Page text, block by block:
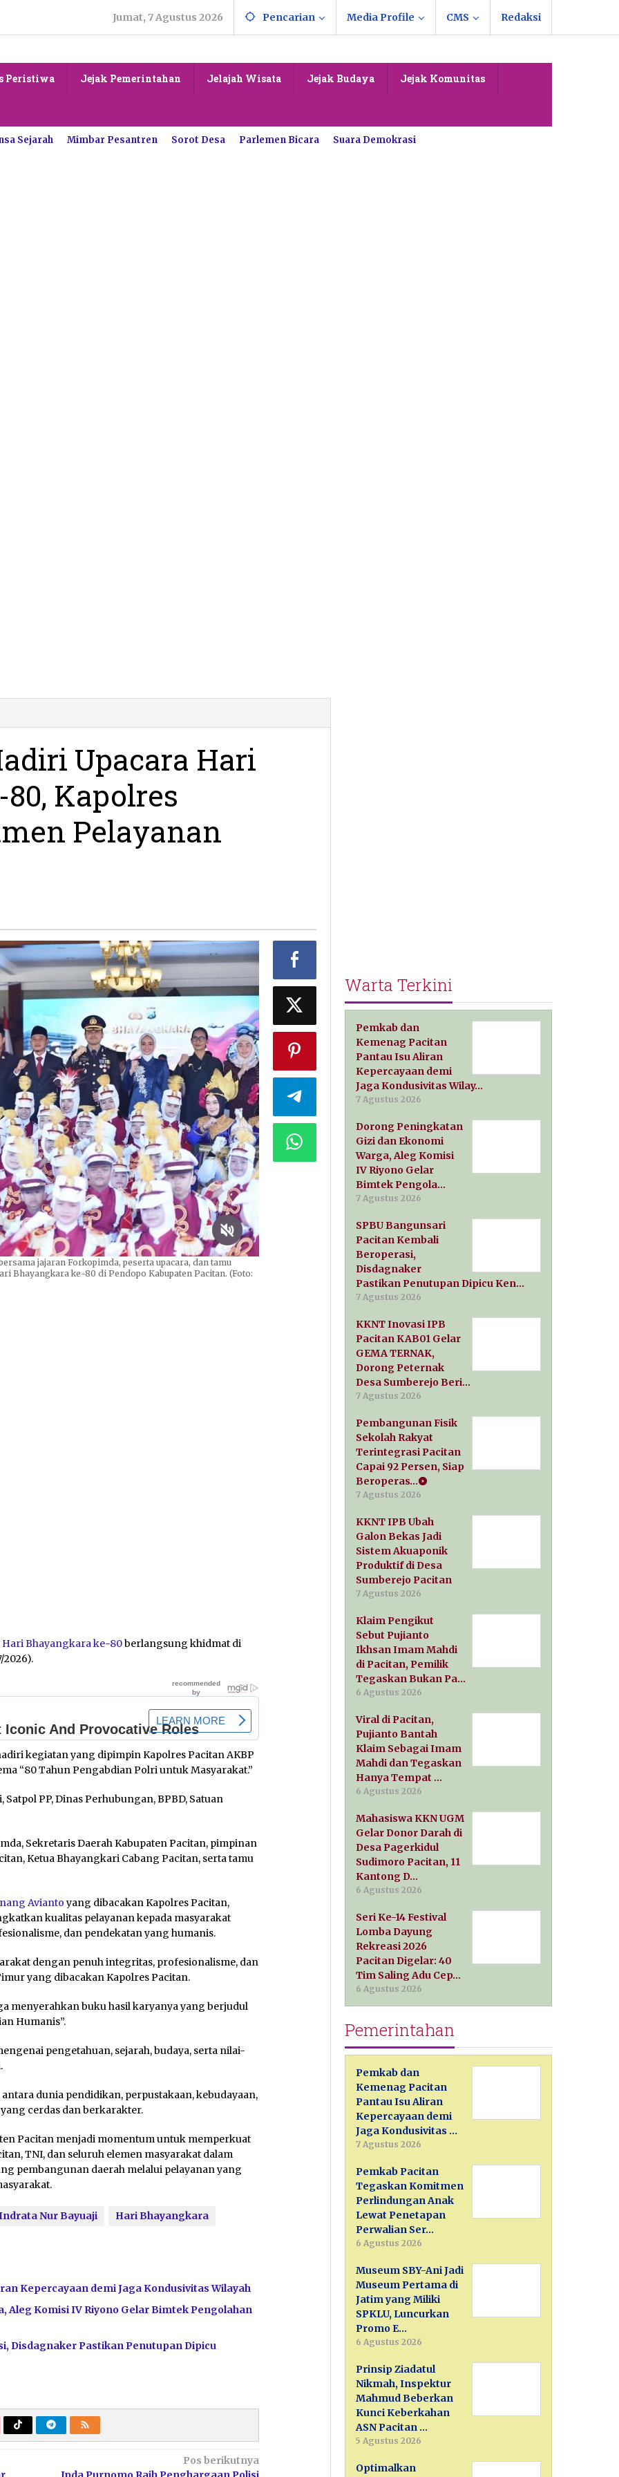
Jumat, 7 Agustus 2026 Pencarian Media Profile CMS Redaksi
Peristiwa Jejak Pemerintahan Jelajah Wisata Jejak Budaya Jejak Komunitas
Sejarah Mimbar Pesantren Sorot Desa Parlemen Bicara Suara Demokrasi
Upacara Hari
Kapolres
Pelayanan
jajaran Forkopimda, peserta upacara, dan tamu
Bhayangkara ke-80 di Pendopo Kabupaten Pacitan. (Foto:
Hari Bhayangkara ke-80berlangsung khidmat di
2026).
kegiatan yang dipimpin Kapolres Pacitan AKBP
“80 Tahun Pengabdian Polri untuk Masyarakat.”
PP, Dinas Perhubungan, BPBD, Satuan
Sekretaris Daerah Kabupaten Pacitan, pimpinan
Ketua Bhayangkari Cabang Pacitan, serta tamu
Aviantoyang dibacakan Kapolres Pacitan,
kualitas pelayanan kepada masyarakat
dan pendekatan yang humanis.
dengan penuh integritas, profesionalisme, dan
yang dibacakan Kapolres Pacitan.
menyerahkan buku hasil karyanya yang berjudul
Humanis”.
pengetahuan, sejarah, budaya, serta nilai-
dunia pendidikan, perpustakaan, kebudayaan,
cerdas dan berkarakter.
Pacitan menjadi momentum untuk memperkuat
TNI, dan seluruh elemen masyarakat dalam
pembangunan daerah melalui pelayanan yang
Nur Bayuaji
Hari Bhayangkara
Kepercayaan demi Jaga Kondusivitas Wilayah
Aleg Komisi IV Riyono Gelar Bimtek Pengolahan
Disdagnaker Pastikan Penutupan Dipicu
Pos berikutnya
Warta Terkini
Pemkab dan
Kemenag Pacitan
Pantau Isu Aliran
Kepercayaan demi
Jaga Kondusivitas Wilay…
7 Agustus 2026
Dorong Peningkatan
Gizi dan Ekonomi
Warga, Aleg Komisi
IV Riyono Gelar
Bimtek Pengola…
7 Agustus 2026
SPBU Bangunsari
Pacitan Kembali
Beroperasi,
Disdagnaker
Pastikan Penutupan Dipicu Ken…
7 Agustus 2026
KKNT Inovasi IPB
Pacitan KAB01 Gelar
GEMA TERNAK,
Dorong Peternak
Desa Sumberejo Beri…
7 Agustus 2026
Pembangunan Fisik
Sekolah Rakyat
Terintegrasi Pacitan
Capai 92 Persen, Siap
Beroperas…
7 Agustus 2026
KKNT IPB Ubah
Galon Bekas Jadi
Sistem Akuaponik
Produktif di Desa
Sumberejo Pacitan
7 Agustus 2026
Klaim Pengikut
Sebut Pujianto
Ikhsan Imam Mahdi
di Pacitan, Pemilik
Tegaskan Bukan Pa…
6 Agustus 2026
Viral di Pacitan,
Pujianto Bantah
Klaim Sebagai Imam
Mahdi dan Tegaskan
Hanya Tempat …
6 Agustus 2026
Mahasiswa KKN UGM
Gelar Donor Darah di
Desa Pagerkidul
Sudimoro Pacitan, 11
Kantong D…
6 Agustus 2026
Seri Ke-14 Festival
Lomba Dayung
Rekreasi 2026
Pacitan Digelar: 40
Tim Saling Adu Cep…
6 Agustus 2026
Pemerintahan
Pemkab dan
Kemenag Pacitan
Pantau Isu Aliran
Kepercayaan demi
Jaga Kondusivitas …
7 Agustus 2026
Pemkab Pacitan
Tegaskan Komitmen
Perlindungan Anak
Lewat Penetapan
Perwalian Ser…
6 Agustus 2026
Museum SBY-Ani Jadi
Museum Pertama di
Jatim yang Miliki
SPKLU, Luncurkan
Promo E…
6 Agustus 2026
Prinsip Ziadatul
Nikmah, Inspektur
Mahmud Beberkan
Kunci Keberkahan
ASN Pacitan …
5 Agustus 2026
Optimalkan